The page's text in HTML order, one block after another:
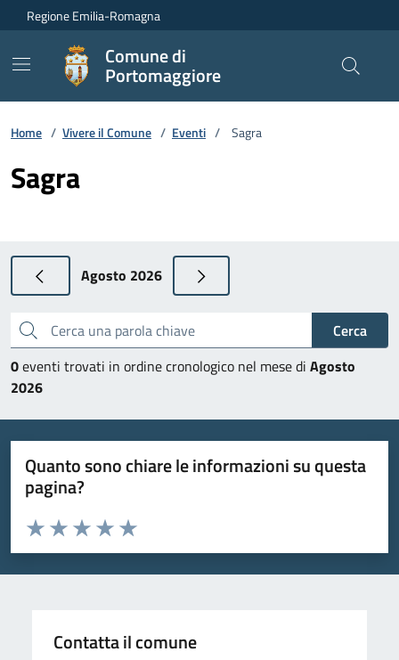
Vai ai contenuti
Vai al footer
Regione Emilia-Romagna
Comune di
Portomaggiore
Home / Vivere il Comune / Eventi / Sagra
Sagra
Agosto 2026
Cerca una parola chiave
Cerca
0eventi trovati in ordine cronologico nel mese di Agosto
2026
Quanto sono chiare le informazioni su questa
pagina?
Valuta da 1 a 5 stelle la pagina
Valuta 5 stelle su 5
Valuta 4 stelle su 5
Valuta 3 stelle su 5
Valuta 2 stelle su 5
Valuta 1 stelle su 5
Contatta il comune